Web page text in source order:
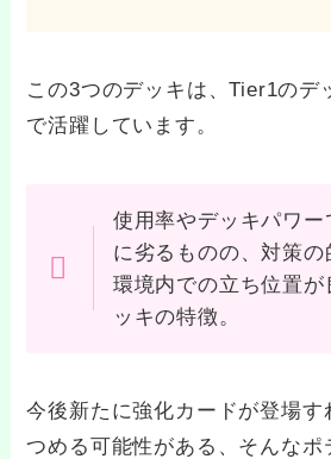
この3つのデッキは、Tier1のデ
で活躍しています。
使用率やデッキパワー
に劣るものの、対策の
環境内での立ち位置
ッキの特徴。
今後新たに強化カードが登場す
つめる可能性がある、そんなポ